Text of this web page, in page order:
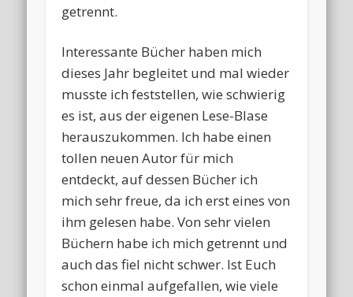
getrennt.
Interessante Bücher haben mich
dieses Jahr begleitet und mal wieder
musste ich feststellen, wie schwierig
es ist, aus der eigenen Lese-Blase
herauszukommen. Ich habe einen
tollen neuen Autor für mich
entdeckt, auf dessen Bücher ich
mich sehr freue, da ich erst eines von
ihm gelesen habe. Von sehr vielen
Büchern habe ich mich getrennt und
auch das fiel nicht schwer. Ist Euch
schon einmal aufgefallen, wie viele